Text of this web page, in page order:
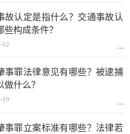
故认定是指什么？交通事故认
些构成条件？
12
事罪法律意见有哪些？被逮捕
做什么？
10
事罪立案标准有哪些？法律若